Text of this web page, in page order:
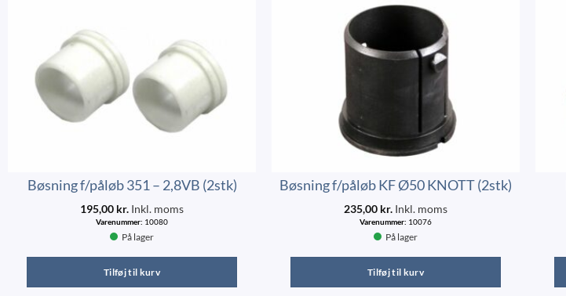
Bøsning f/påløb 351 – 2,8VB (2stk)
195,00 kr. Inkl. moms
Varenummer: 10080
På lager
Tilføj til kurv
Bøsning f/påløb KF Ø50 KNOTT (2stk)
235,00 kr. Inkl. moms
Varenummer: 10076
På lager
Tilføj til kurv